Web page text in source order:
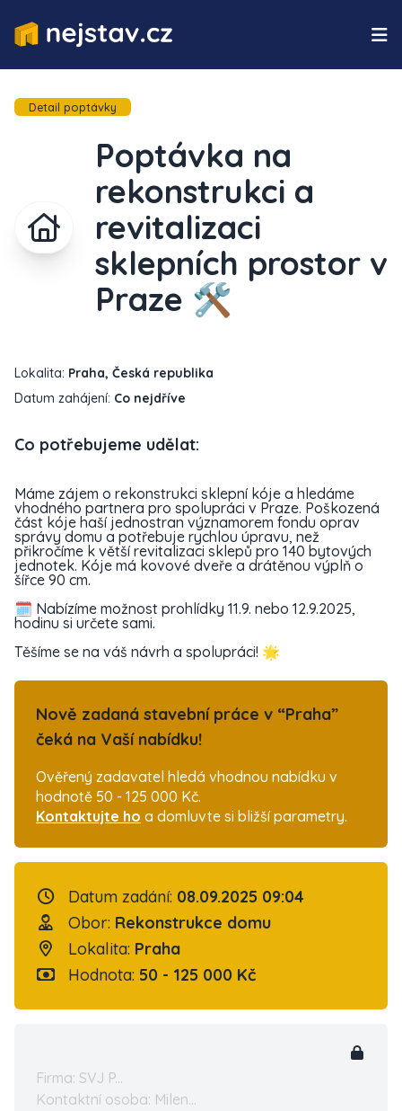
Detail poptávky
Poptávka na
rekonstrukci a
revitalizaci
sklepních prostor v
Praze 🛠️
Lokalita: Praha, Česká republika
Datum zahájení: Co nejdříve
Co potřebujeme udělat:
Máme zájem o rekonstrukci sklepní kóje a hledáme
vhodného partnera pro spolupráci v Praze. Poškozená
část kóje haší jednostran významorem fondu oprav
správy domu a potřebuje rychlou úpravu, než
přikročíme k větší revitalizaci sklepů pro 140 bytových
jednotek. Kóje má kovové dveře a drátěnou výplň o
šířce 90 cm.
🗓 Nabízíme možnost prohlídky 11.9. nebo 12.9.2025,
hodinu si určete sami.
Těšíme se na váš návrh a spolupráci! 🌟
Nově zadaná stavební práce v “Praha”
čeká na Vaší nabídku!
Ověřený zadavatel hledá vhodnou nabídku v
hodnotě 50 - 125 000 Kč.
Kontaktujte ho a domluvte si bližší parametry.
Datum zadání: 08.09.2025 09:04
Obor: Rekonstrukce domu
Lokalita: Praha
Hodnota: 50 - 125 000 Kč
Firma: SVJ P...
Kontaktní osoba: Milen...